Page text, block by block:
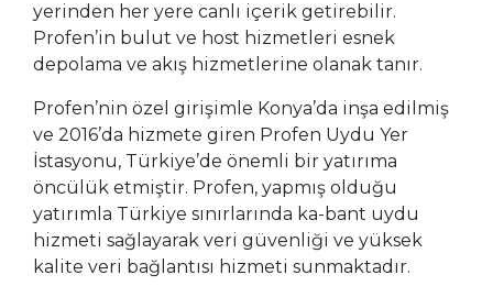
yerinden her yere canlı içerik getirebilir.
Profen’in bulut ve host hizmetleri esnek
depolama ve akış hizmetlerine olanak tanır.
Profen’nin özel girişimle Konya’da inşa edilmiş
ve 2016’da hizmete giren Profen Uydu Yer
İstasyonu, Türkiye’de önemli bir yatırıma
öncülük etmiştir. Profen, yapmış olduğu
yatırımla Türkiye sınırlarında ka-bant uydu
hizmeti sağlayarak veri güvenliği ve yüksek
kalite veri bağlantısı hizmeti sunmaktadır.